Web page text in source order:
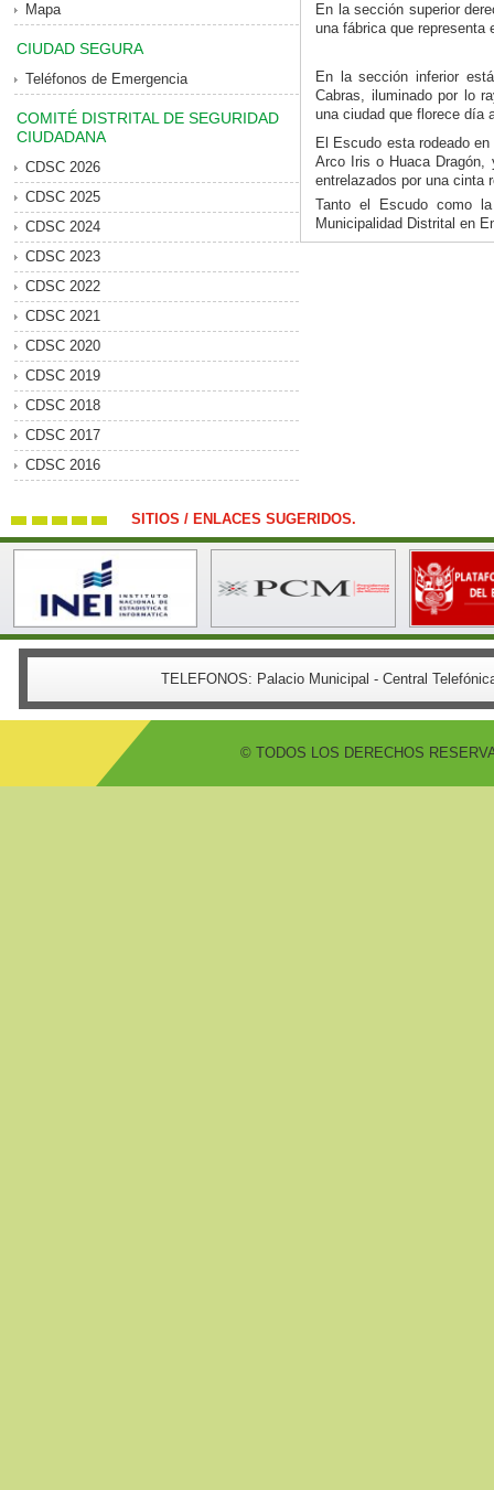
Mapa
CIUDAD SEGURA
Teléfonos de Emergencia
COMITÉ DISTRITAL DE SEGURIDAD
CIUDADANA
CDSC 2026
CDSC 2025
CDSC 2024
CDSC 2023
CDSC 2022
CDSC 2021
CDSC 2020
CDSC 2019
CDSC 2018
CDSC 2017
CDSC 2016
En la sección superior
una fábrica que representa
En la sección inferior
Cabras, iluminado por lo
una ciudad que florece día
El Escudo esta rodeado
Arco Iris o Huaca Dragón,
entrelazados por una cinta
Tanto el Escudo como
Municipalidad Distrital en
SITIOS / ENLACES SUGERIDOS.
TELEFONOS: Palacio Municipal - Central
© TODOS LOS DERECHOS